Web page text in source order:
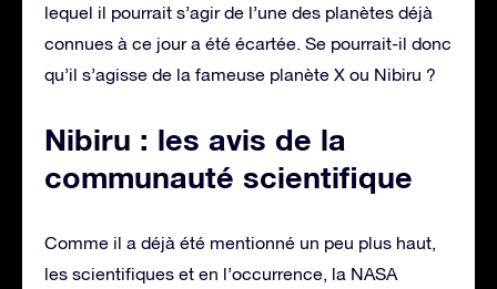
lequel il pourrait s’agir de l’une des planètes déjà
connues à ce jour a été écartée. Se pourrait-il donc
qu’il s’agisse de la fameuse planète X ou Nibiru ?
Nibiru : les avis de la
communauté scientifique
Comme il a déjà été mentionné un peu plus haut,
les scientifiques et en l’occurrence, la NASA